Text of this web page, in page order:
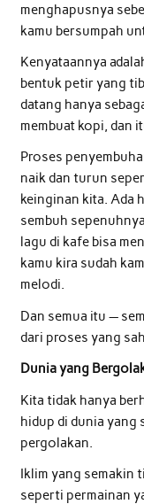
menghapusnya
kamu bersumpah
Kenyataannya
bentuk petir yang
datang hanya
membuat kopi, dan
Proses
naik dan turun
keinginan kita. Ada
sembuh
lagu di kafe bisa
kamu kira sudah
melodi.
Dan semua itu —
dari proses yang
Dunia yang
Kita tidak hanya
hidup di dunia yang
pergolakan.
Iklim yang semakin
seperti permainan